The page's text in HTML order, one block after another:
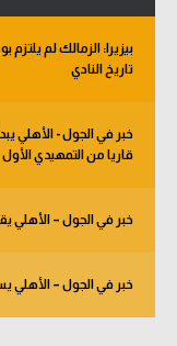
بيزيرا: الزمالك لم
تاريخ النادي
قاريا من التمهيدي الأول
خبر في الجول – الأهلي
خبر في الجول – الأهلي